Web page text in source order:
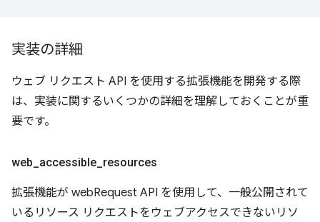
実装の詳細
ウェブ リクエスト API を使用する拡張機能を開発する際
は、実装に関するいくつかの詳細を理解しておくことが重
要です。
web accessible resources
拡張機能が webRequest API を使用して、一般公開されて
いるリソース リクエストをウェブアクセスできないリソ